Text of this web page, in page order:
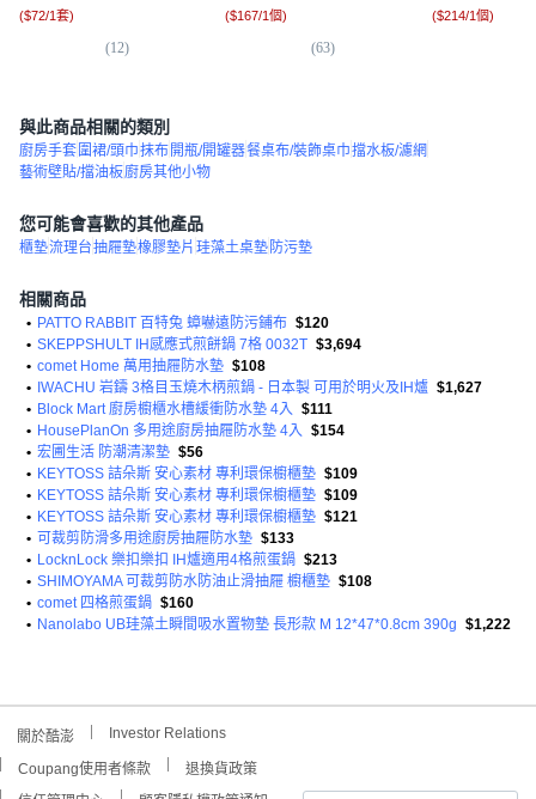
($72/1套)
(12)
($167/1個)
(63)
($214/1個)
與此商品相關的類別
廚房手套 圍裙/頭巾抹布 開瓶/開罐器餐桌布/裝飾桌巾擋水板/濾網
藝術壁貼/擋油板廚房其他小物
您可能會喜歡的其他產品
櫃墊流理台抽屜墊橡膠墊片 珪藻土桌墊 防污墊
相關商品
• PATTO RABBIT 百特兔 蟑嚇遠防污鋪布 $120
• SKEPPSHULT IH感應式煎餅鍋 7格 0032T $3,694
• comet Home 萬用抽屜防水墊 $108
• IWACHU 岩鑄 3格目玉燒木柄煎鍋 - 日本製 可用於明火及IH爐 $1,627
• Block Mart 廚房櫥櫃水槽緩衝防水墊 4入
$111
• HousePlanOn 多用途廚房抽屜防水墊 4入
$154
• 宏圃生活 防潮清潔墊 $56
• KEYTOSS 詰朵斯 安心素材 專利環保櫥櫃墊 $109
• KEYTOSS 詰朵斯 安心素材 專利環保櫥櫃墊 $109
• KEYTOSS 詰朵斯 安心素材 專利環保櫥櫃墊 $121
• 可裁剪防滑多用途廚房抽屜防水墊 $133
• LocknLock 樂扣樂扣 IH爐適用4格煎蛋鍋 $213
• SHIMOYAMA 可裁剪防水防油止滑抽屜 櫥櫃墊 $108
• comet 四格煎蛋鍋 $160
• Nanolabo UB珪藻土瞬間吸水置物墊 長形款 M 12*47*0.8cm 390g $1,222
關於酷澎 Investor Relations
Coupang使用者條款
退換貨政策